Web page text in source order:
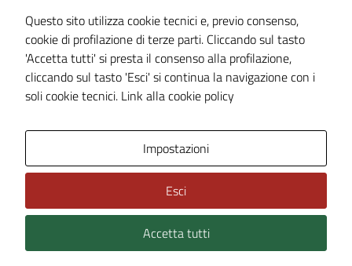
Note legali
Dichiarazione di accessibilità
Obiettivi di accessibilità
Piano di miglioramento del sito
Technical Design s.r.l.
Questo sito utilizza cookie tecnici e, previo consenso,
cookie di profilazione di terze parti. Cliccando sul tasto
'Accetta tutti' si presta il consenso alla profilazione,
cliccando sul tasto 'Esci' si continua la navigazione con i
soli cookie tecnici. Link alla cookie policy
Impostazioni
Esci
Accetta tutti
del sito e non
possono
essere
disabilitati.
Questi cookie
informazioni